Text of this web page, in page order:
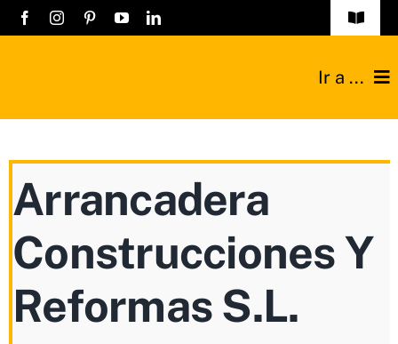
Saltar
Toggle
Registro
Ir a ...
Técnicos
Industriales
Arrancadera
Construcciones Y
Reformas S.L.